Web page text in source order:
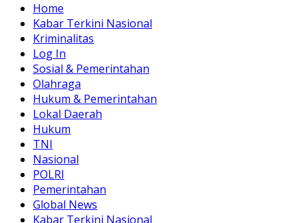
Home
Kabar Terkini Nasional
Kriminalitas
Log In
Sosial & Pemerintahan
Olahraga
Hukum & Pemerintahan
Lokal Daerah
Hukum
TNI
Nasional
POLRI
Pemerintahan
Global News
Kabar Terkini Nasional